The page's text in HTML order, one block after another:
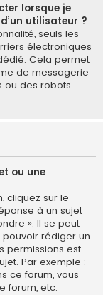
lorsque je
utilisateur ?
seuls les
électroniques
Cela permet
de messagerie
ou des robots.
ou une
cliquez sur le
à un sujet
». Il se peut
pouvoir rédiger un
permissions est
Par exemple :
ce forum, vous
forum, etc.